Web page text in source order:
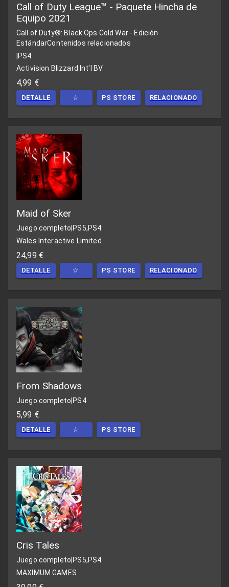
Call of Duty League™ - Paquete Hincha de
Equipo 2021
Call of Duty®: Black Ops Cold War - Edición
EstándarContenidos relacionados
|PS4
Activision Blizzard Int'l BV
4,99 €
DETALLE ☆ PS STORE RELACIONADO
Maid of Sker
Juego completo PS5,PS4
Wales Interactive Limited
24,99 €
DETALLE ☆ PS STORE RELACIONADO
From Shadows
Juego completo|PS4
5,99 €
DETALLE ☆ PS STORE
Cris Tales
Juego completo PS5,PS4
MAXIMUM GAMES